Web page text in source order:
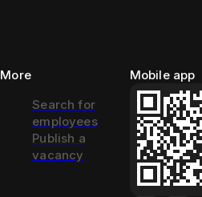
More
Search for
employees
Publish a
vacancy
Mobile app